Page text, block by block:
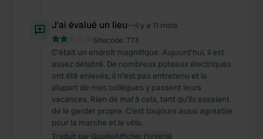
J'ai évalué un lieu—il y a 11 mois
Sitecode: 773
C'était un endroit magnifique. Aujourd'hui, il est
assez délabré. De nombreux poteaux électriques
ont été enlevés, il n'est pas entretenu et la
plupart de mes collègues y passent leurs
vacances. Rien de mal à cela, tant qu'ils essaient
de le garder propre. C'est toujours aussi agréable
pour la marche et le vélo.
Traduit par GoogleAfficher l'original